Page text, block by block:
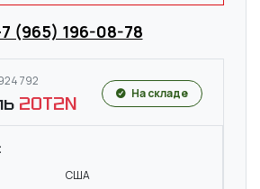
(965) 196-08-78
792
20T2N На складе
США